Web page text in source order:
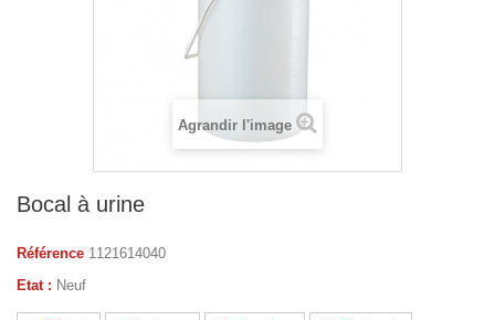
Agrandir l'image
Bocal à urine
Référence 1121614040
Etat : Neuf